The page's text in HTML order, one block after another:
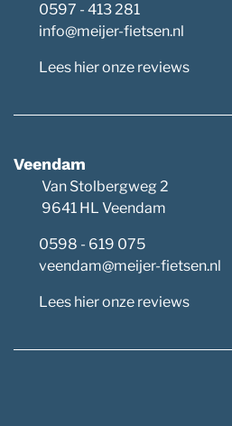
0597 - 413 281
info@meijer-fietsen.nl
Lees hier onze reviews
Veendam
Van Stolbergweg 2
9641 HL Veendam
0598 - 619 075
veendam@meijer-fietsen.nl
Lees hier onze reviews